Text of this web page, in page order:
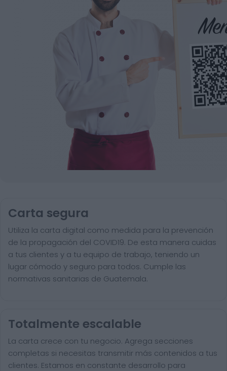
Carta segura
Utiliza la carta digital como medida para la prevención
de la propagación del COVID19. De esta manera cuidas
a tus clientes y a tu equipo de trabajo, teniendo un
lugar cómodo y seguro para todos. Cumple las
normativas sanitarias de Guatemala.
Totalmente escalable
La carta crece con tu negocio. Agrega secciones
completas si necesitas transmitir más contenidos a tus
clientes. Estamos en constante desarrollo para